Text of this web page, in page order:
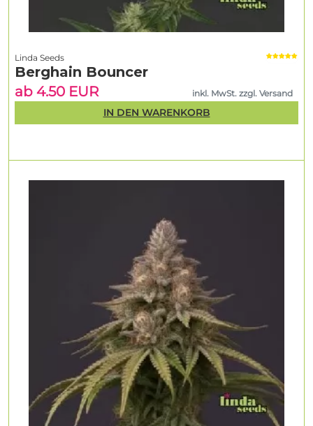
Linda Seeds
Berghain Bouncer
ab 4.50 EUR
inkl. MwSt. zzgl. Versand
IN DEN WARENKORB